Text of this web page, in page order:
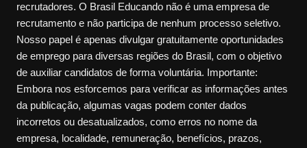
recrutadores. O Brasil Educando não é uma empresa de
recrutamento e não participa de nenhum processo seletivo.
Nosso papel é apenas divulgar gratuitamente oportunidades
de emprego para diversas regiões do Brasil, com o objetivo
de auxiliar candidatos de forma voluntária. Importante:
Embora nos esforcemos para verificar as informações antes
da publicação, algumas vagas podem conter dados
incorretos ou desatualizados, como erros no nome da
empresa, localidade, remuneração, benefícios, prazos,